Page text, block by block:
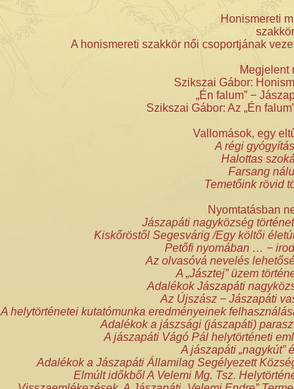
Honismereti
A honismereti szakkör női csoportjának
Megjelent
Szikszai Gábor:
„Én falum” −
Szikszai Gábor: Az „Én
Vallomások, egy
A régi
Halottas
Farsang
Temetőink rövid
Nyomtatásban
Jászapáti nagyközség
Kiskőröstől Segesvárig /Egy költői
Petőfi nyomában … −
Az olvasóvá nevelés
A „Jásztej” üzem
Adalékok Jászapáti
Az Újszász − Jászapáti
A helytörténetei kutatómunka eredményeinek
Adalékok a jászsági (jászapáti)
A jászapáti Vágó Pál helytörténeti
A jászapáti „nagykút”
Adalékok a Jászapáti Államilag Segélyezett
Elmúlt időkből A Velemi Mg. Tsz.